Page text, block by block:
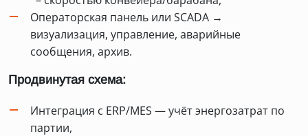
Операторская панель или SCADA →
визуализация, управление, аварийные
сообщения, архив.
Продвинутая схема:
Интеграция с ERP/MES — учёт энергозатрат по
партии,